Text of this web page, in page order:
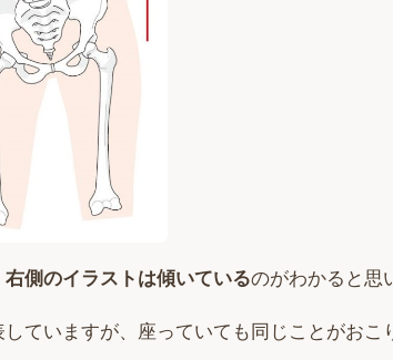
右側のイラストは傾いているのがわかると思
ていますが、座っていても同じことがおこ